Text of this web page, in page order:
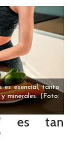
es esencial, tanto
minerales. (Foto:
es tan